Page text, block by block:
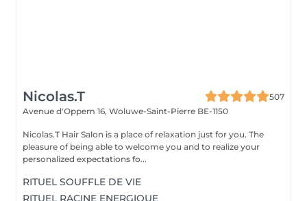
Nicolas.T
507
Avenue d'Oppem 16, Woluwe-Saint-Pierre BE-1150
Nicolas.T Hair Salon is a place of relaxation just for you. The
pleasure of being able to welcome you and to realize your
personalized expectations fo...
RITUEL SOUFFLE DE VIE
RITUEL RACINE ENERGIQUE